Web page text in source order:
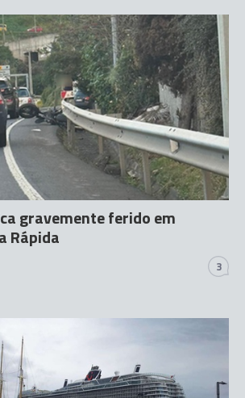
gravemente ferido em
Rápida
3